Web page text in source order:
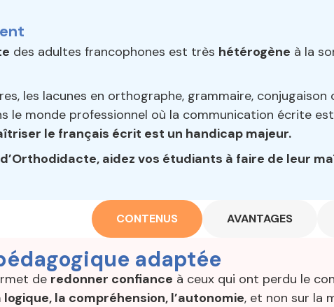
des adultes francophones est très hétérogène à la
les lacunes en orthographe, grammaire,
le monde professionnel où la communication écrite
le français écrit est un handicap majeur.
aidez vos étudiants à faire de leur
CONTENUS AVANTAGES
adaptée
de redonner confiance à ceux qui ont perdu le
logique, la compréhension, l’autonomie, et non sur la